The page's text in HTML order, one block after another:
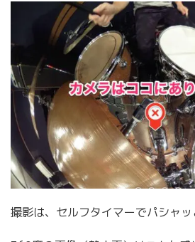
撮影は、セルフタイマーでパシャッ